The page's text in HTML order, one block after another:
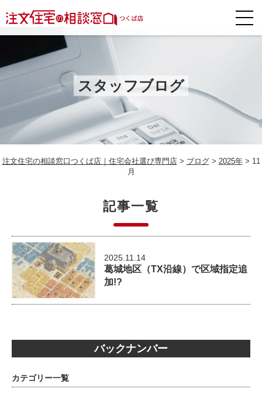
スタッフブログ
注文住宅の相談窓口つくば店｜住宅会社選び専門店> ブログ> 2025年> 11
月
記事一覧
2025.11.14
葛城地区（TX沿線）で区域指定追
加!?
バックナンバー
カテゴリー一覧